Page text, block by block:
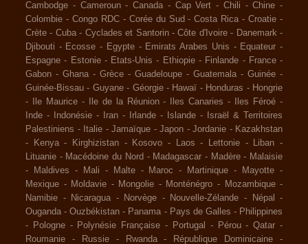
Cambodge - Cameroun - Canada - Cap Vert - Chili -Chine -
Colombie - Congo RDC - Corée du Sud -Costa Rica -Croatie -
Crète - Cuba - Cyclades et Santorin -Côte d'Ivoire - Danemark -
Djibouti - Ecosse - Egypte - Emirats Arabes Unis - Equateur -
Espagne - Estonie - Etats-Unis - Ethiopie - Finlande - France -
Gabon - Ghana - Grèce - Guadeloupe - Guatemala - Guinée -
Guinée-Bissau - Guyane - Géorgie - Hawaï - Honduras - Hongrie
-
Ile Maurice - Ile de la Réunion - Iles Canaries - Iles Féroé -
Inde - Indonésie - Iran - Irlande - Islande -
Israël & Territoires
Palestiniens - Italie - Jamaïque - Japon - Jordanie - Kazakhstan
-
Kenya - Kirghizistan - Kosovo - Laos - Lettonie - Liban -
Lituanie - Macédoine du Nord - Madagascar - Madère - Malaisie
-
Maldives - Mali - Malte - Maroc - Martinique - Mayotte -
Mexique - Moldavie - Mongolie - Monténégro - Mozambique -
Namibie - Nicaragua - Norvège - Nouvelle-Zélande - Népal
-
Ouganda -Ouzbékistan - Panama - Pays de Galles - Philippines
-
Pologne - Polynésie Française - Portugal - Pérou -Qatar -
Roumanie
- Russie - Rwanda - République Dominicaine -